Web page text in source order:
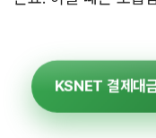
KSNET 결제대